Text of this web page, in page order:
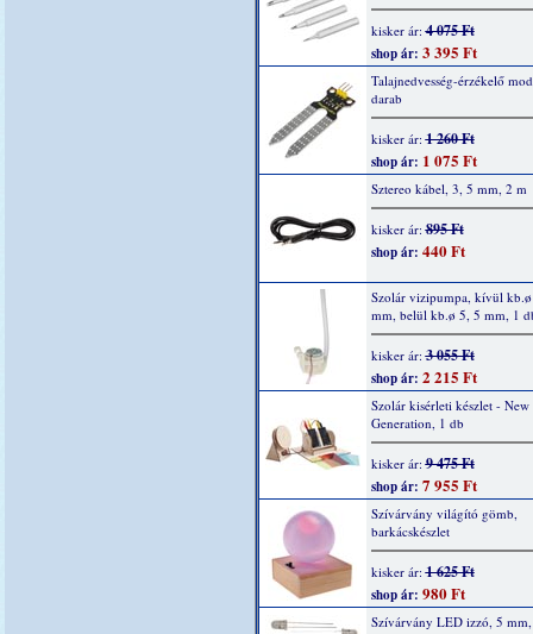
kisker ár:4 075 Ft
shop ár: 3 395 Ft
Talajnedvesség-érzékelő
darab
kisker ár:1 260 Ft
shop ár: 1 075 Ft
Sztereo kábel, 3, 5 mm, 2 m
kisker ár:895 Ft
shop ár: 440 Ft
Szolár vizipumpa, kívül
mm, belül kb.ø 5, 5 mm, 1
kisker ár:3 055 Ft
shop ár: 2 215 Ft
Szolár kisérleti készlet - New
Generation, 1 db
kisker ár:9 475 Ft
shop ár: 7 955 Ft
Szívárvány világító gömb,
barkácskészlet
kisker ár:1 625 Ft
shop ár: 980 Ft
Szívárvány LED izzó, 5 mm,